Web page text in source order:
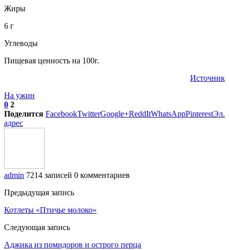
Жиры
6 г
Углеводы
Пищевая ценность на 100г.
Источник
На ужин
0 2
Поделится FacebookTwitterGoogle+ReddItWhatsAppPinterestЭл.
адрес
admin 7214 записей 0 комментариев
Предыдущая запись
Котлеты «Птичье молоко»
Следующая запись
Аджика из помидоров и острого перца